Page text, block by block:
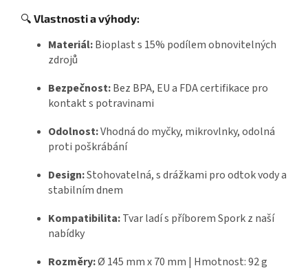
🔍 Vlastnosti a výhody:
Materiál:Bioplast s 15% podílem obnovitelných
zdrojů
Bezpečnost:Bez BPA, EU a FDA certifikace pro
kontakt s potravinami
Odolnost:Vhodná do myčky, mikrovlnky, odolná
proti poškrábání
Design:Stohovatelná, s drážkami pro odtok vody a
stabilním dnem
Kompatibilita:Tvar ladí s příborem Spork z naší
nabídky
Rozměry:Ø 145 mm x 70 mm | Hmotnost: 92 g